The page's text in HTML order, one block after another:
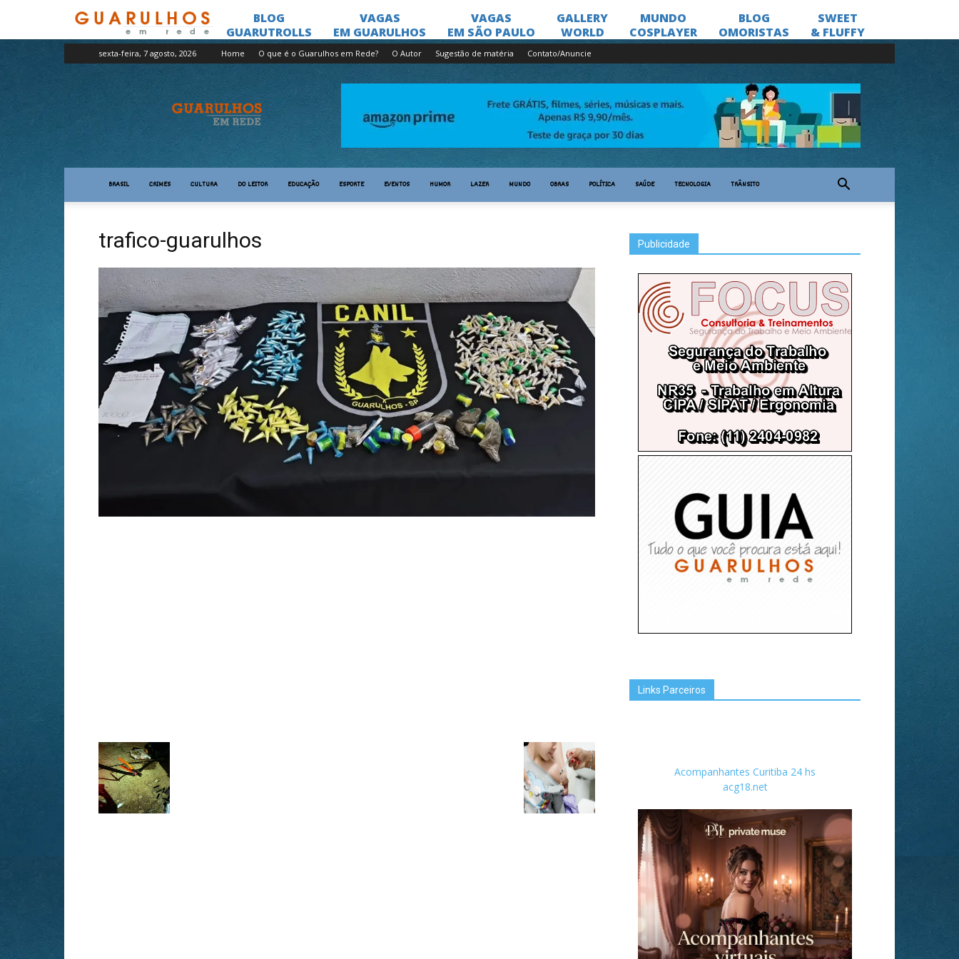
sexta-feira, 7 agosto, 2026 Home O que é o Guarulhos em Rede? O Autor Sugestão de matéria Contato/Anuncie
Guarulhos
em
Rede
BRASIL CRIMES CULTURA DO LEITOR EDUCAÇÃO ESPORTE EVENTOS HUMOR LAZER MUNDO OBRAS POLÍTICA SAÚDE TECNOLOGIA TRÂNSITO
trafico-guarulhos Publicidade
Links Parceiros
Acompanhantes Curitiba 24 hs
acg18.net